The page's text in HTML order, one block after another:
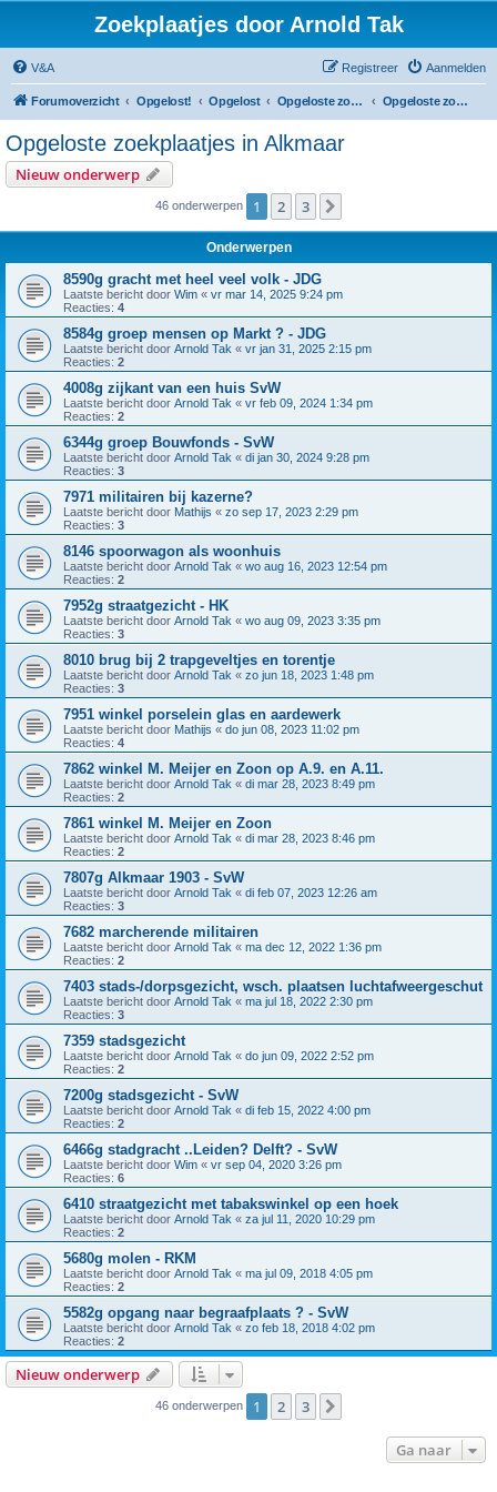
Zoekplaatjes door Arnold Tak
V&A Aanmelden
Registreer
Forumoverzicht Opgelost! Opgelost Opgeloste zoekplaatjes in Noord-Holland Opgeloste zoekplaatjes in Alkmaar
Opgeloste zoekplaatjes in Alkmaar
Nieuw onderwerp
46 onderwerpen 1 2 3
Onderwerpen
8590g gracht met heel veel volk - JDG
Laatste bericht door Wim « vr mar 14, 2025 9:24 pm
Reacties: 4
8584g groep mensen op Markt ? - JDG
Laatste bericht door Arnold Tak « vr jan 31, 2025 2:15 pm
Reacties: 2
4008g zijkant van een huis SvW
Laatste bericht door Arnold Tak « vr feb 09, 2024 1:34 pm
Reacties: 2
6344g groep Bouwfonds - SvW
Laatste bericht door Arnold Tak « di jan 30, 2024 9:28 pm
Reacties: 3
7971 militairen bij kazerne?
Laatste bericht door Mathijs « zo sep 17, 2023 2:29 pm
Reacties: 3
8146 spoorwagon als woonhuis
Laatste bericht door Arnold Tak « wo aug 16, 2023 12:54 pm
Reacties: 2
7952g straatgezicht - HK
Laatste bericht door Arnold Tak « wo aug 09, 2023 3:35 pm
Reacties: 3
8010 brug bij 2 trapgeveltjes en torentje
Laatste bericht door Arnold Tak « zo jun 18, 2023 1:48 pm
Reacties: 3
7951 winkel porselein glas en aardewerk
Laatste bericht door Mathijs « do jun 08, 2023 11:02 pm
Reacties: 4
7862 winkel M. Meijer en Zoon op A.9. en A.11.
Laatste bericht door Arnold Tak « di mar 28, 2023 8:49 pm
Reacties: 2
7861 winkel M. Meijer en Zoon
Laatste bericht door Arnold Tak « di mar 28, 2023 8:46 pm
Reacties: 2
7807g Alkmaar 1903 - SvW
Laatste bericht door Arnold Tak « di feb 07, 2023 12:26 am
Reacties: 3
7682 marcherende militairen
Laatste bericht door Arnold Tak « ma dec 12, 2022 1:36 pm
Reacties: 2
7403 stads-/dorpsgezicht, wsch. plaatsen luchtafweergeschut
Laatste bericht door Arnold Tak « ma jul 18, 2022 2:30 pm
Reacties: 3
7359 stadsgezicht
Laatste bericht door Arnold Tak « do jun 09, 2022 2:52 pm
Reacties: 2
7200g stadsgezicht - SvW
Laatste bericht door Arnold Tak « di feb 15, 2022 4:00 pm
Reacties: 2
6466g stadgracht ..Leiden? Delft? - SvW
Laatste bericht door Wim « vr sep 04, 2020 3:26 pm
Reacties: 6
6410 straatgezicht met tabakswinkel op een hoek
Laatste bericht door Arnold Tak « za jul 11, 2020 10:29 pm
Reacties: 2
5680g molen - RKM
Laatste bericht door Arnold Tak « ma jul 09, 2018 4:05 pm
Reacties: 2
5582g opgang naar begraafplaats ? - SvW
Laatste bericht door Arnold Tak « zo feb 18, 2018 4:02 pm
Reacties: 2
Nieuw onderwerp
46 onderwerpen 1 2 3
Ga naar